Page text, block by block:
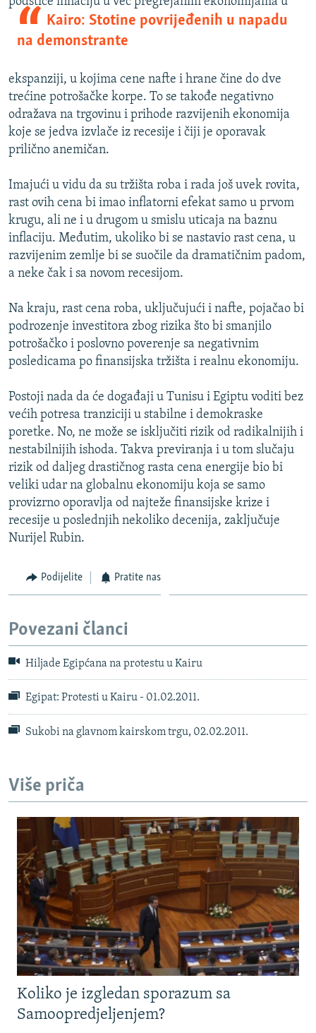
Kairo: Stotine povrijeđenih u napadu
na demonstrante
ekspanziji, u kojima cene nafte i hrane čine do dve
trećine potrošačke korpe. To se takođe negativno
odražava na trgovinu i prihode razvijenih ekonomija
koje se jedva izvlače iz recesije i čiji je oporavak
prilično anemičan.
Imajući u vidu da su tržišta roba i rada još uvek rovita,
rast ovih cena bi imao inflatorni efekat samo u prvom
krugu, ali ne i u drugom u smislu uticaja na baznu
inflaciju. Međutim, ukoliko bi se nastavio rast cena, u
razvijenim zemlje bi se suočile da dramatičnim padom,
a neke čak i sa novom recesijom.
Na kraju, rast cena roba, uključujući i nafte, pojačao bi
podrozenje investitora zbog rizika što bi smanjilo
potrošačko i poslovno poverenje sa negativnim
posledicama po finansijska tržišta i realnu ekonomiju.
Postoji nada da će događaji u Tunisu i Egiptu voditi bez
većih potresa tranziciji u stabilne i demokraske
poretke. No, ne može se isključiti rizik od radikalnijih i
nestabilnijih ishoda. Takva previranja i u tom slučaju
rizik od daljeg drastičnog rasta cena energije bio bi
veliki udar na globalnu ekonomiju koja se samo
provizrno oporavlja od najteže finansijske krize i
recesije u poslednjih nekoliko decenija, zaključuje
Nurijel Rubin.
Podijelite Pratite nas
Povezani članci
Hiljade Egipćana na protestu u Kairu
Egipat: Protesti u Kairu - 01.02.2011.
Sukobi na glavnom kairskom trgu, 02.02.2011.
Više priča
Koliko je izgledan sporazum sa
Samoopredjeljenjem?